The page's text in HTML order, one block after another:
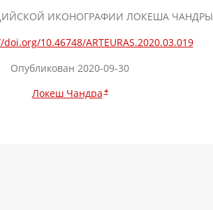
ИКОНОГРАФИИ ЛОКЕША ЧАНДРЫ
10.46748/ARTEURAS.2020.03.019
Опубликован 2020-09-30
Локеш Чандра +